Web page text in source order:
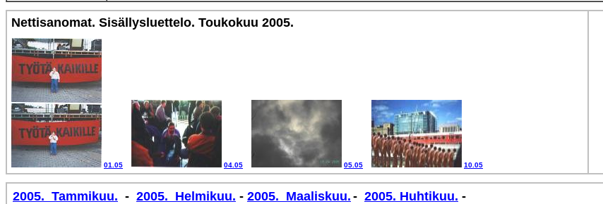
Nettisanomat. Sisällysluettelo. Toukokuu 2005.
01.05 04.05 05.05 10.05
2005. Tammikuu. - 2005. Helmikuu. - 2005. Maaliskuu. - 2005. Huhtikuu. -